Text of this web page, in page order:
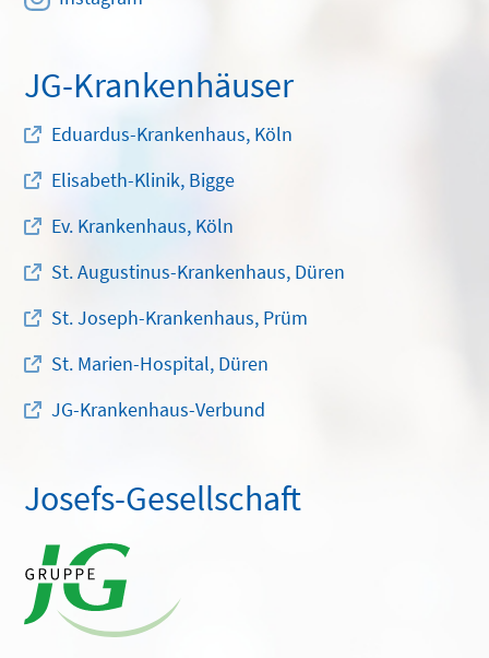
JG-Krankenhäuser
Eduardus-Krankenhaus, Köln
Elisabeth-Klinik, Bigge
Ev. Krankenhaus, Köln
St. Augustinus-Krankenhaus, Düren
St. Joseph-Krankenhaus, Prüm
St. Marien-Hospital, Düren
JG-Krankenhaus-Verbund
Josefs-Gesellschaft